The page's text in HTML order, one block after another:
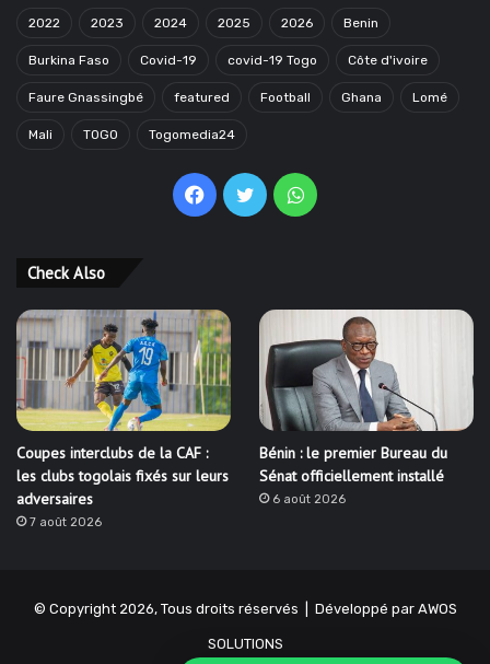
2022 2023 2024 2025 2026 Benin
Burkina Faso Covid-19 covid-19 Togo Côte d'ivoire
Faure Gnassingbé featured Football Ghana Lomé
Mali TOGO Togomedia24
Facebook
TwitterWhatsApp
Check Also
Coupes interclubs de la CAF :
les clubs togolais fixés sur leurs
adversaires
7 août 2026
Bénin : le premier Bureau du
Sénat officiellement installé
6 août 2026
© Copyright 2026, Tous droits réservés | Développé par AWOS
SOLUTIONS